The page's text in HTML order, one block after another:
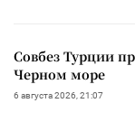
Совбез Турции
Черном море
6 августа 2026, 21:07